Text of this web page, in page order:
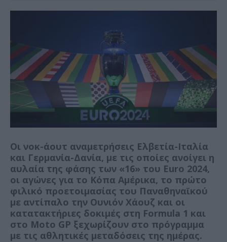
Οι νοκ-άουτ αναμετρήσεις Ελβετία-Ιταλία
και Γερμανία-Δανία, με τις οποίες ανοίγει η
αυλαία της φάσης των «16» του Euro 2024,
οι αγώνες για το Κόπα Αμέρικα, το πρώτο
φιλικό προετοιμασίας του Παναθηναϊκού
με αντίπαλο την Ουνιόν Χάουζ και οι
κατατακτήριες δοκιμές στη Formula 1 και
στο Moto GP ξεχωρίζουν στο πρόγραμμα
με τις αθλητικές μεταδόσεις της ημέρας.